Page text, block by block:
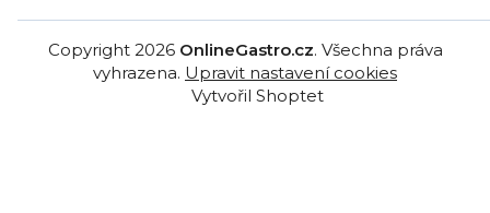
Vytvořil Shoptet
Copyright 2026 OnlineGastro.cz. Všechna práva
vyhrazena. Upravit nastavení cookies